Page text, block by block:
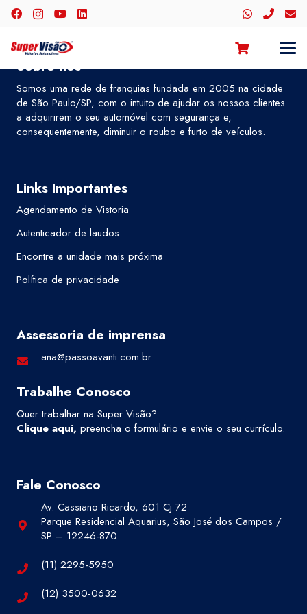
Sobre nós
Somos uma rede de franquias fundada em 2005 na cidade
de São Paulo/SP, com o intuito de ajudar os nossos clientes
a adquirirem o seu automóvel com segurança e,
consequentemente, diminuir o roubo e furto de veículos.
Links Importantes
Agendamento de Vistoria
Autenticador de laudos
Encontre a unidade mais próxima
Política de privacidade
Assessoria de imprensa
ana@passoavanti.com.br
Trabalhe Conosco
Quer trabalhar na Super Visão?
Clique aqui, preencha o formulário e envie o seu currículo.
Fale Conosco
Av. Cassiano Ricardo, 601 Cj 72
Parque Residencial Aquarius, São José dos Campos /
SP – 12246-870
(11) 2295-5950
(12) 3500-0632